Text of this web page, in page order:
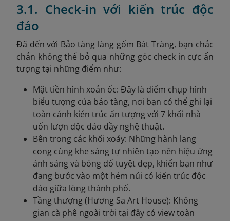
3.1. Check-in với kiến trúc độc
đáo
Đã đến với Bảo tàng làng gốm Bát Tràng, bạn chắc
chắn không thể bỏ qua những góc check in cực ấn
tượng tại những điểm như:
Mặt tiền hình xoắn ốc: Đây là điểm chụp hình
biểu tượng của bảo tàng, nơi bạn có thể ghi lại
toàn cảnh kiến trúc ấn tượng với 7 khối nhà
uốn lượn độc đáo đầy nghệ thuật.
Bên trong các khối xoáy: Những hành lang
cong cùng khe sáng tự nhiên tạo nên hiệu ứng
ánh sáng và bóng đổ tuyệt đẹp, khiến bạn như
đang bước vào một hẻm núi có kiến trúc độc
đáo giữa lòng thành phố.
Tầng thượng (Hương Sa Art House): Không
gian cà phê ngoài trời tại đây có view toàn